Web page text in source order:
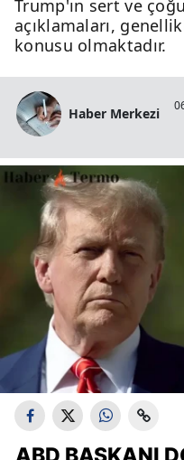
Trump'ın sert ve
açıklamaları,
konusu olmaktadır.
Haber Merkezi